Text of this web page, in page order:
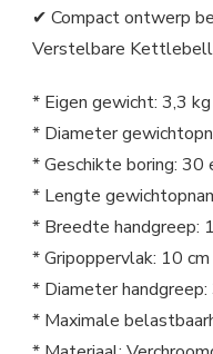
✔ Compact ontwerp
Verstelbare
* Eigen gewicht: 3,3 kg
* Diameter
* Geschikte boring: 30
* Lengte
* Breedte handgreep:
* Gripoppervlak: 10 cm
* Diameter handgreep:
* Maximale